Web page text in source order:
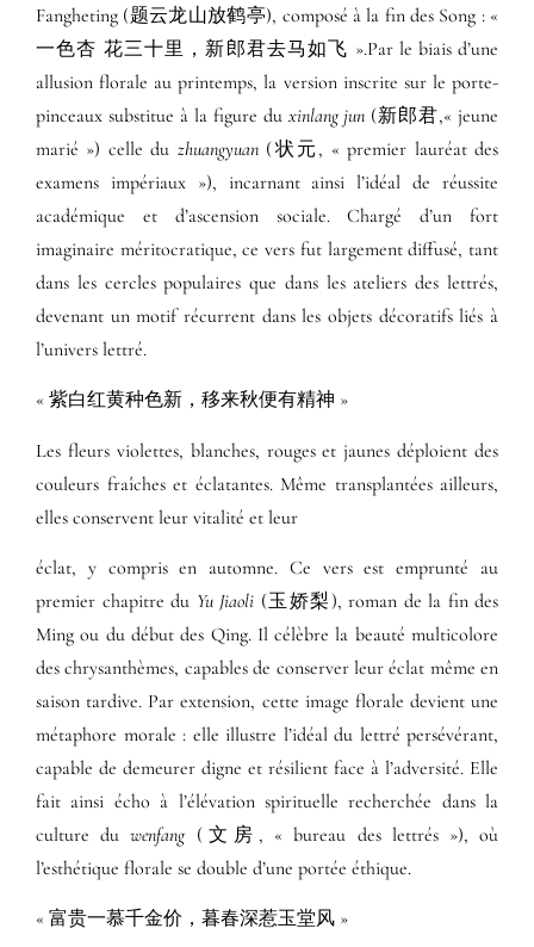
Fangheting (题云龙山放鹤亭), composé à la fin des Song : «
一色杏 花三十里，新郎君去马如飞 ».Par le biais d’une
allusion florale au printemps, la version inscrite sur le porte-
pinceaux substitue à la figure du xinlang jun (新郎君,« jeune
marié ») celle du zhuangyuan (状元, « premier lauréat des
examens impériaux »), incarnant ainsi l’idéal de réussite
académique et d’ascension sociale. Chargé d’un fort
imaginaire méritocratique, ce vers fut largement diffusé, tant
dans les cercles populaires que dans les ateliers des lettrés,
devenant un motif récurrent dans les objets décoratifs liés à
l’univers lettré.
« 紫白红黄种色新，移来秋便有精神 »
Les fleurs violettes, blanches, rouges et jaunes déploient des
couleurs fraîches et éclatantes. Même transplantées ailleurs,
elles conservent leur vitalité et leur
éclat, y compris en automne. Ce vers est emprunté au
premier chapitre du Yu Jiaoli (玉娇梨), roman de la fin des
Ming ou du début des Qing. Il célèbre la beauté multicolore
des chrysanthèmes, capables de conserver leur éclat même en
saison tardive. Par extension, cette image florale devient une
métaphore morale : elle illustre l’idéal du lettré persévérant,
capable de demeurer digne et résilient face à l’adversité. Elle
fait ainsi écho à l’élévation spirituelle recherchée dans la
culture duwenfang (文房, « bureau des lettrés »), où
l’esthétique florale se double d’une portée éthique.
« 富贵一慕千金价，暮春深惹玉堂风 »